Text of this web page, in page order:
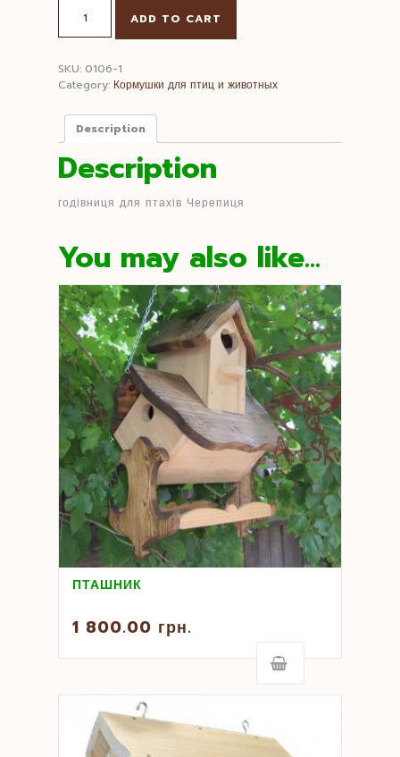
Черепица
quantity
ADD TO CART
SKU: 0106-1
Category: Кормушки для птиц и животных
Description
Description
годівниця для птахів Черепиця
You may also like…
ПТАШНИК
1 800.00 грн.